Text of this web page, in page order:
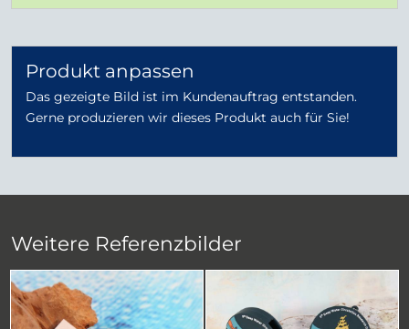
Produkt anpassen
Das gezeigte Bild ist im Kundenauftrag entstanden.
Gerne produzieren wir dieses Produkt auch für Sie!
Weitere Referenzbilder